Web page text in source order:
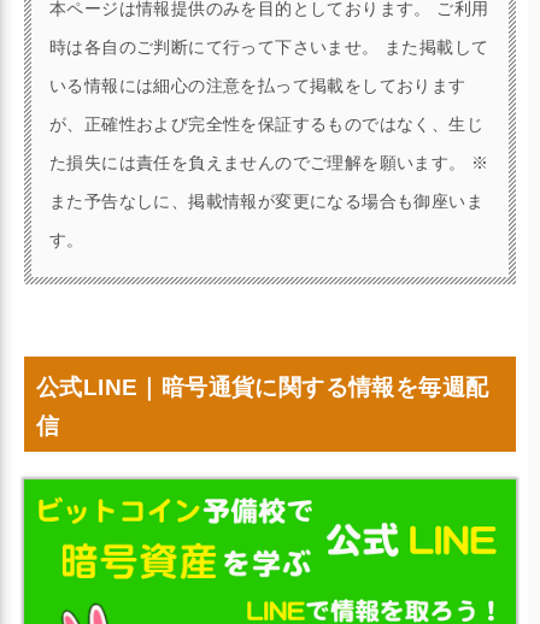
本ページは情報提供のみを目的としております。 ご利用
時は各自のご判断にて行って下さいませ。 また掲載して
いる情報には細心の注意を払って掲載をしております
が、正確性および完全性を保証するものではなく、生じ
た損失には責任を負えませんのでご理解を願います。 ※
また予告なしに、掲載情報が変更になる場合も御座いま
す。
公式LINE｜暗号通貨に関する情報を毎週配
信